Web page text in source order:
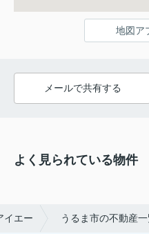
地図ア
メールで共有する
よく見られている物件
イエー うるま市の不動産